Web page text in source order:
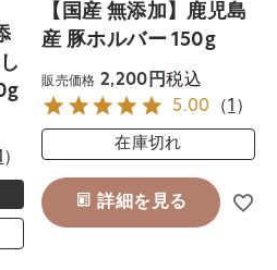
）
【国産 無添加】鹿児島
産 豚ホルバー 150g
販売価格 2,200 税込
5.00 （1 ）
在庫切れ
詳細を見る